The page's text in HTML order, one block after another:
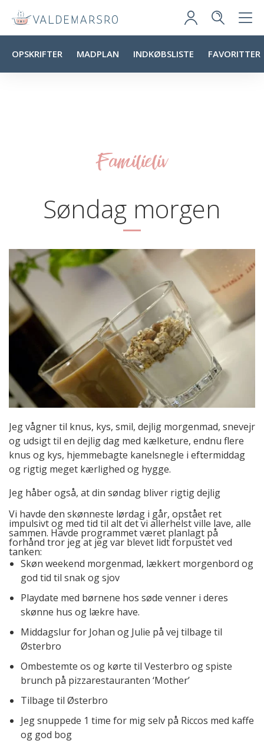
OPSKRIFTER MADPLAN INDKØBSLISTE FAVORITTER
Familieliv
Søndag morgen
Jeg vågner til knus, kys, smil, dejlig morgenmad, snevejr
og udsigt til en dejlig dag med kælketure, endnu flere
knus og kys, hjemmebagte kanelsnegle i eftermiddag
og rigtig meget kærlighed og hygge.
Jeg håber også, at din søndag bliver rigtig dejlig
Vi havde den skønneste lørdag i går, opstået ret
impulsivt og med tid til alt det vi allerhelst ville lave, alle
sammen. Havde programmet været planlagt på
forhånd tror jeg at jeg var blevet lidt forpustet ved
tanken:
Skøn weekend morgenmad, lækkert morgenbord og
god tid til snak og sjov
Playdate med børnene hos søde venner i deres
skønne hus og lækre have.
Middagslur for Johan og Julie på vej tilbage til
Østerbro
Ombestemte os og kørte til Vesterbro og spiste
brunch på pizzarestauranten ‘Mother’
Tilbage til Østerbro
Jeg snuppede 1 time for mig selv på Riccos med kaffe
og god bog